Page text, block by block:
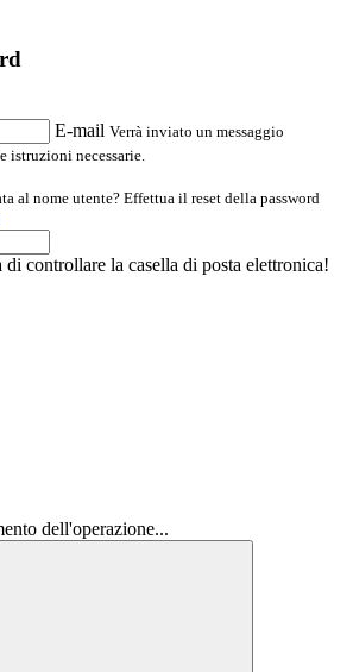
E-mail Verrà inviato un messaggio
istruzioni necessarie.
al nome utente? Effettua il reset della password
controllare la casella di posta elettronica!
dell'operazione...